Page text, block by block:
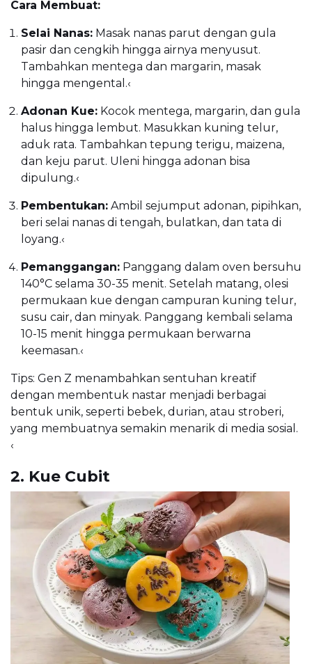
Cara Membuat:
Selai Nanas: Masak nanas parut dengan gula
pasir dan cengkih hingga airnya menyusut.
Tambahkan mentega dan margarin, masak
hingga mengental.‹
Adonan Kue: Kocok mentega, margarin, dan gula
halus hingga lembut. Masukkan kuning telur,
aduk rata. Tambahkan tepung terigu, maizena,
dan keju parut. Uleni hingga adonan bisa
dipulung.‹
Pembentukan: Ambil sejumput adonan, pipihkan,
beri selai nanas di tengah, bulatkan, dan tata di
loyang.‹
Pemanggangan: Panggang dalam oven bersuhu
140°C selama 30-35 menit. Setelah matang, olesi
permukaan kue dengan campuran kuning telur,
susu cair, dan minyak. Panggang kembali selama
10-15 menit hingga permukaan berwarna
keemasan.‹
Tips: Gen Z menambahkan sentuhan kreatif
dengan membentuk nastar menjadi berbagai
bentuk unik, seperti bebek, durian, atau stroberi,
yang membuatnya semakin menarik di media sosial.
‹
2. Kue Cubit